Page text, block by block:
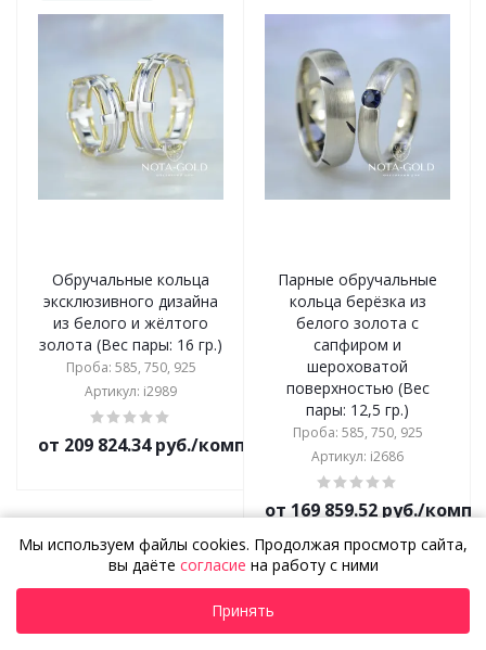
Обручальные кольца
эксклюзивного дизайна
из белого и жёлтого
золота (Вес пары: 16 гр.)
Проба: 585, 750, 925
Артикул: i2989
от 209 824.34 руб./комплект
Парные обручальные
кольца берёзка из
белого золота с
сапфиром и
шероховатой
поверхностью (Вес
пары: 12,5 гр.)
Проба: 585, 750, 925
Артикул: i2686
от 169 859.52 руб./
Показать еще
Мы используем файлы cookies. Продолжая просмотр сайта,
вы даёте согласие на работу с ними
Принять